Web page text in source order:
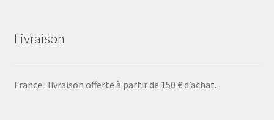
Livraison
France : livraison offerte à partir de 150 € d’achat.